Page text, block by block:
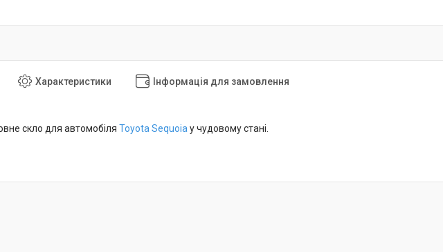
Характеристики Інформація для замовлення
скло для автомобіля Toyota Sequoia у чудовому стані.